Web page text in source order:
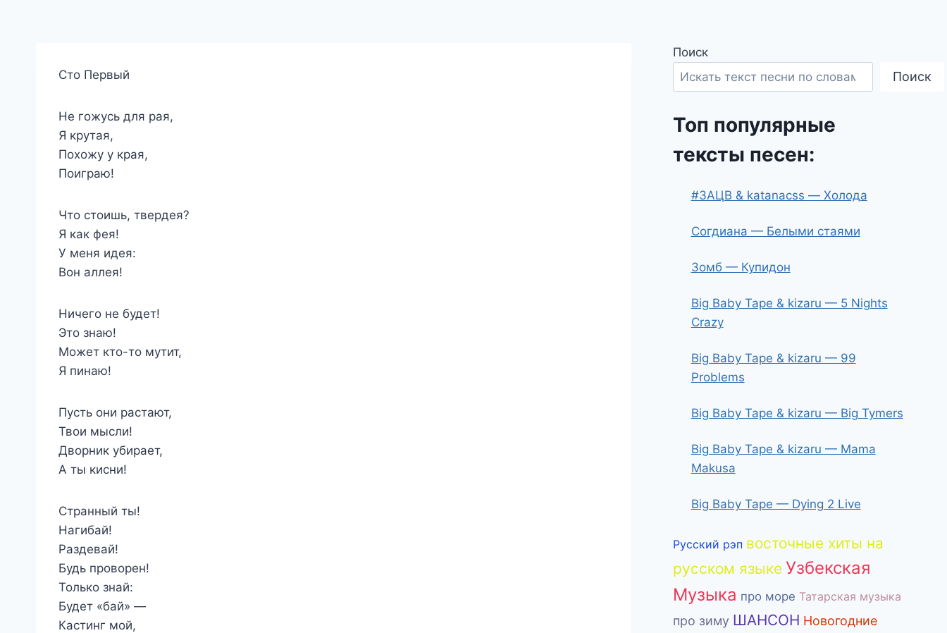
Сто Первый
Не гожусь для рая,
Я крутая,
Похожу у края,
Поиграю!
Что стоишь, твердея?
Я как фея!
У меня идея:
Вон аллея!
Ничего не будет!
Это знаю!
Может кто-то мутит,
Я пинаю!
Пусть они растают,
Твои мысли!
Дворник убирает,
А ты кисни!
Странный ты!
Нагибай!
Раздевай!
Будь проворен!
Только знай:
Будет «бай» —
Кастинг мой,
Поиск
Поиск
Топ популярные
тексты песен:
#ЗАЦВ & katanacss — Холода
Согдиана — Белыми стаями
Зомб — Купидон
Big Baby Tape & kizaru — 5 Nights
Crazy
Big Baby Tape & kizaru — 99
Problems
Big Baby Tape & kizaru — Big Tymers
Big Baby Tape & kizaru — Mama
Makusa
Big Baby Tape — Dying 2 Live
Русский рэп восточные хиты на
русском языке Узбекская
Музыка про море Татарская музыка
про зиму ШАНСОН Новогодние